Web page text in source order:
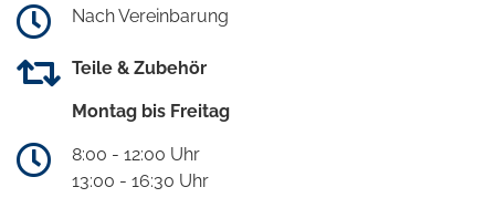
Nach Vereinbarung
Teile & Zubehör
Montag bis Freitag
8:00 - 12:00 Uhr
13:00 - 16:30 Uhr